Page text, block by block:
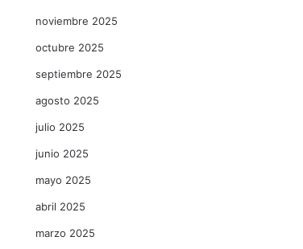
noviembre 2025
octubre 2025
septiembre 2025
agosto 2025
julio 2025
junio 2025
mayo 2025
abril 2025
marzo 2025